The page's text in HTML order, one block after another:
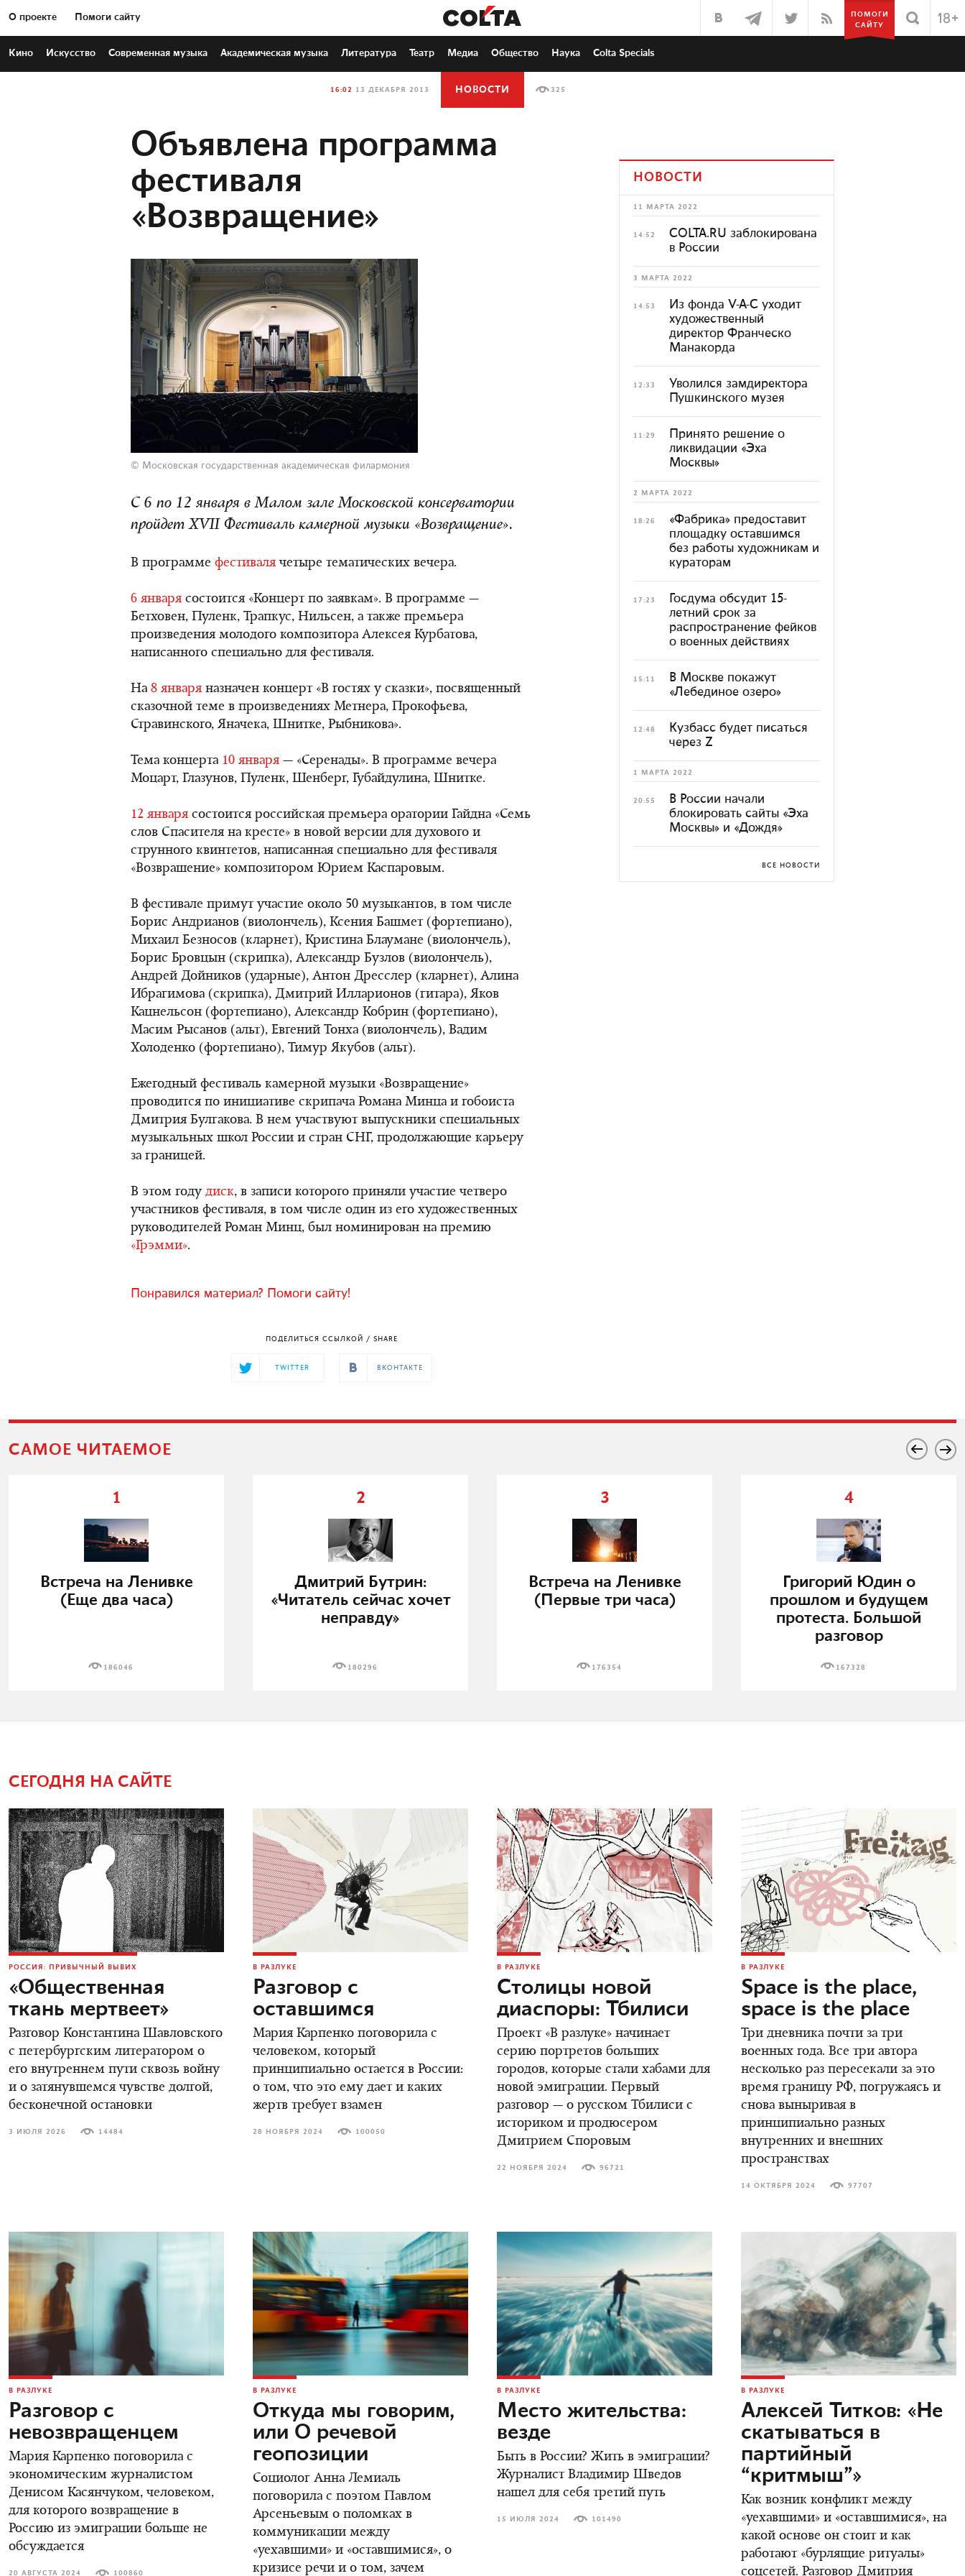
О проекте Помоги сайту
ПОМОГИ
САЙТУ
Кино Искусство Современная музыка Академическая музыка Литература Театр Медиа Общество Наука Colta Specials
16:02 13 ДЕКАБРЯ 2013 НОВОСТИ 325
Объявлена программа
фестиваля
«Возвращение»
© Московская государственная академическая филармония
С 6 по 12 января в Малом зале Московской консерватории
пройдет XVII Фестиваль камерной музыки «Возвращение».
В программе фестиваля четыре тематических вечера.
6 января состоится «Концерт по заявкам». В программе —
Бетховен, Пуленк, Трапкус, Нильсен, а также премьера
произведения молодого композитора Алексея Курбатова,
написанного специально для фестиваля.
На 8 января назначен концерт «В гостях у сказки», посвященный
сказочной теме в произведениях Метнера, Прокофьева,
Стравинского, Яначека, Шнитке, Рыбникова».
Тема концерта 10 января — «Серенады». В программе вечера
Моцарт, Глазунов, Пуленк, Шенберг, Губайдулина, Шнитке.
12 января состоится российская премьера оратории Гайдна «Семь
слов Спасителя на кресте» в новой версии для духового и
струнного квинтетов, написанная специально для фестиваля
«Возврашение» композитором Юрием Каспаровым.
В фестивале примут участие около 50 музыкантов, в том числе
Борис Андрианов (виолончель), Ксения Башмет (фортепиано),
Михаил Безносов (кларнет), Кристина Блаумане (виолончель),
Борис Бровцын (скрипка), Александр Бузлов (виолончель),
Андрей Дойников (ударные), Антон Дресслер (кларнет), Алина
Ибрагимова (скрипка), Дмитрий Илларионов (гитара), Яков
Кацнельсон (фортепиано), Александр Кобрин (фортепиано),
Масим Рысанов (альт), Евгений Тонха (виолончель), Вадим
Холоденко (фортепиано), Тимур Якубов (альт).
Ежегодный фестиваль камерной музыки «Возвращение»
проводится по инициативе скрипача Романа Минца и гобоиста
Дмитрия Булгакова. В нем участвуют выпускники специальных
музыкальных школ России и стран СНГ, продолжающие карьеру
за границей.
В этом году диск, в записи которого приняли участие четверо
участников фестиваля, в том числе один из его художественных
руководителей Роман Минц, был номинирован на премию
«Грэмми».
Понравился материал? Помоги сайту!
ПОДЕЛИТЬСЯ ССЫЛКОЙ / SHARE
TWITTER ВКОНТАКТЕ
НОВОСТИ
11 МАРТА 2022
14:52
COLTA.RU заблокирована
в России
3 МАРТА 2022
14:53
Из фонда V-A-C уходит
художественный
директор Франческо
Манакорда
12:33
Уволился замдиректора
Пушкинского музея
11:29
Принято решение о
ликвидации «Эха
Москвы»
2 МАРТА 2022
18:26
«Фабрика» предоставит
площадку оставшимся
без работы художникам и
кураторам
17:23
Госдума обсудит 15-
летний срок за
распространение фейков
о военных действиях
15:11
В Москве покажут
«Лебединое озеро»
12:48
Кузбасс будет писаться
через Z
1 МАРТА 2022
20:55
В России начали
блокировать сайты «Эха
Москвы» и «Дождя»
ВСЕ НОВОСТИ
САМОЕ ЧИТАЕМОЕ
1
Встреча на Ленивке
(Еще два часа)
186046
2
Дмитрий Бутрин:
«Читатель сейчас хочет
неправду»
180296
3
Встреча на Ленивке
(Первые три часа)
176354
4
Григорий Юдин о
прошлом и будущем
протеста. Большой
разговор
167328
СЕГОДНЯ НА САЙТЕ
РОССИЯ: ПРИВЫЧНЫЙ ВЫВИХ
«Общественная
ткань мертвеет»
Разговор Константина Шавловского
с петербургским литератором о
его внутреннем пути сквозь войну
и о затянувшемся чувстве долгой,
бесконечной остановки
3 ИЮЛЯ 2026 14484
В РАЗЛУКЕ
Разговор c
оставшимся
Мария Карпенко поговорила с
человеком, который
принципиально остается в России:
о том, что это ему дает и каких
жертв требует взамен
28 НОЯБРЯ 2024 100050
В РАЗЛУКЕ
Столицы новой
диаспоры: Тбилиси
Проект «В разлуке» начинает
серию портретов больших
городов, которые стали хабами для
новой эмиграции. Первый
разговор — о русском Тбилиси с
историком и продюсером
Дмитрием Споровым
22 НОЯБРЯ 2024 96721
В РАЗЛУКЕ
Space is the place,
space is the place
Три дневника почти за три
военных года. Все три автора
несколько раз пересекали за это
время границу РФ, погружаясь и
снова выныривая в
принципиально разных
внутренних и внешних
пространствах
14 ОКТЯБРЯ 2024 97707
В РАЗЛУКЕ
Разговор с
невозвращенцем
Мария Карпенко поговорила с
экономическим журналистом
Денисом Касянчуком, человеком,
для которого возвращение в
Россию из эмиграции больше не
обсуждается
20 АВГУСТА 2024 100860
В РАЗЛУКЕ
Откуда мы говорим,
или О речевой
геопозиции
Социолог Анна Лемиаль
поговорила с поэтом Павлом
Арсеньевым о поломках в
коммуникации между
«уехавшими» и «оставшимися», о
кризисе речи и о том, зачем
В РАЗЛУКЕ
Место жительства:
везде
Быть в России? Жить в эмиграции?
Журналист Владимир Шведов
нашел для себя третий путь
15 ИЮЛЯ 2024 101490
В РАЗЛУКЕ
Алексей Титков: «Не
скатываться в
партийный
“критмыш”»
Как возник конфликт между
«уехавшими» и «оставшимися», на
какой основе он стоит и как
работают «бурлящие ритуалы»
соцсетей. Разговор Дмитрия